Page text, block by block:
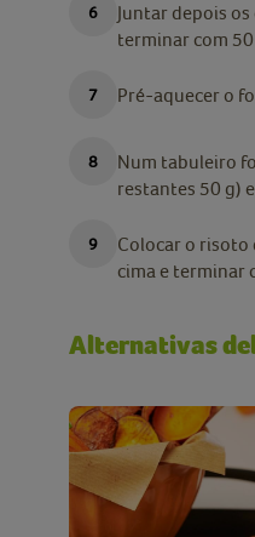
Juntar depois
terminar com
Pré-aquecer o
Num tabuleiro
restantes 50 g)
Colocar o risoto
cima e terminar
Alternativas